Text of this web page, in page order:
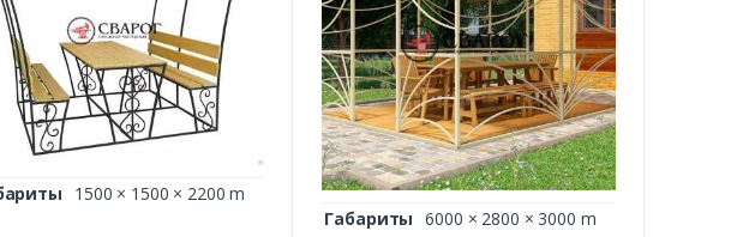
1500 × 1500 × 2200 m
Габариты 6000 × 2800 × 3000 m